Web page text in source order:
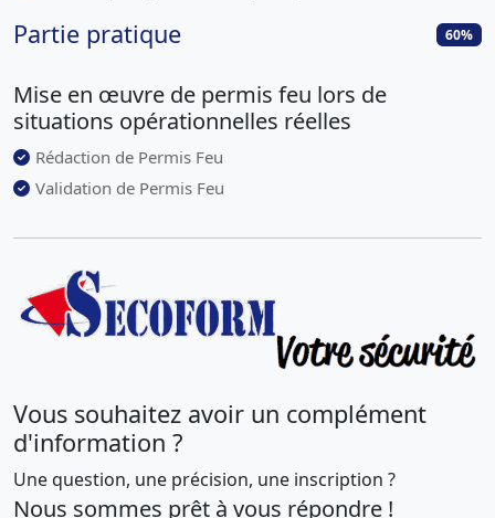
Partie pratique 60%
Mise en œuvre de permis feu lors de
situations opérationnelles réelles
Rédaction de Permis Feu
Validation de Permis Feu
Vous souhaitez avoir un complément
d'information ?
Une question, une précision, une inscription ?
Nous sommes prêt à vous répondre !